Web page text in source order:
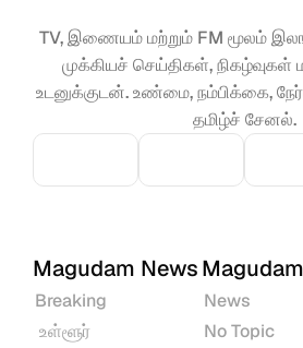
TV, இணையம் மற்றும் FM மூலம்
முக்கியச் செய்திகள்,
உடனுக்குடன். உண்மை, நம்பிக்கை,
தமிழ்ச் சேனல்.
Magudam News
Breaking
உள்ளூர்
News
No Topic